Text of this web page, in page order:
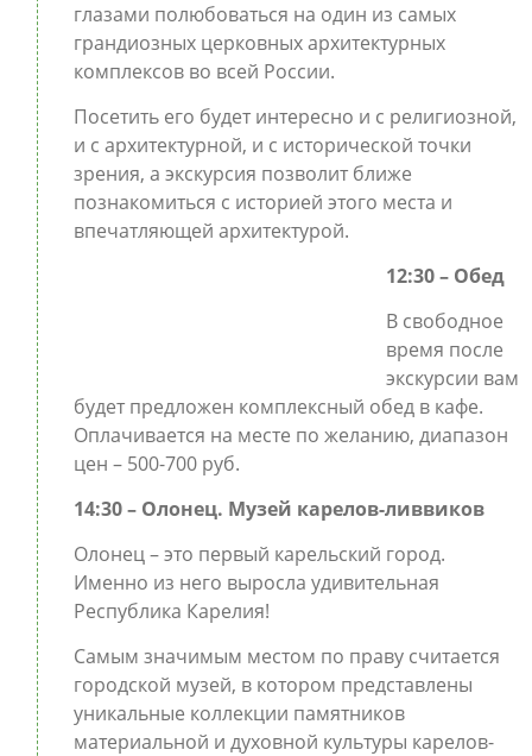
глазами полюбоваться на один из самых
грандиозных церковных архитектурных
комплексов во всей России.
Посетить его будет интересно и с религиозной,
и с архитектурной, и с исторической точки
зрения, а экскурсия позволит ближе
познакомиться с историей этого места и
впечатляющей архитектурой.
12:30 – Обед
В свободное
время после
экскурсии вам
будет предложен комплексный обед в кафе.
Оплачивается на месте по желанию, диапазон
цен – 500-700 руб.
14:30 – Олонец. Музей карелов-ливвиков
Олонец – это первый карельский город.
Именно из него выросла удивительная
Республика Карелия!
Самым значимым местом по праву считается
городской музей, в котором представлены
уникальные коллекции памятников
материальной и духовной культуры карелов-